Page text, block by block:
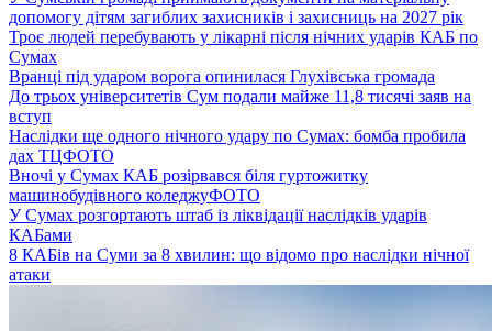
допомогу дітям загиблих захисників і захисниць на 2027 рік
Троє людей перебувають у лікарні після нічних ударів КАБ по
Сумах
Вранці під ударом ворога опинилася Глухівська громада
До трьох університетів Сум подали майже 11,8 тисячі заяв на
вступ
Наслідки ще одного нічного удару по Сумах: бомба пробила
дах ТЦФОТО
Вночі у Сумах КАБ розірвався біля гуртожитку
машинобудівного коледжуФОТО
У Сумах розгортають штаб із ліквідації наслідків ударів
КАБами
8 КАБів на Суми за 8 хвилин: що відомо про наслідки нічної
атаки